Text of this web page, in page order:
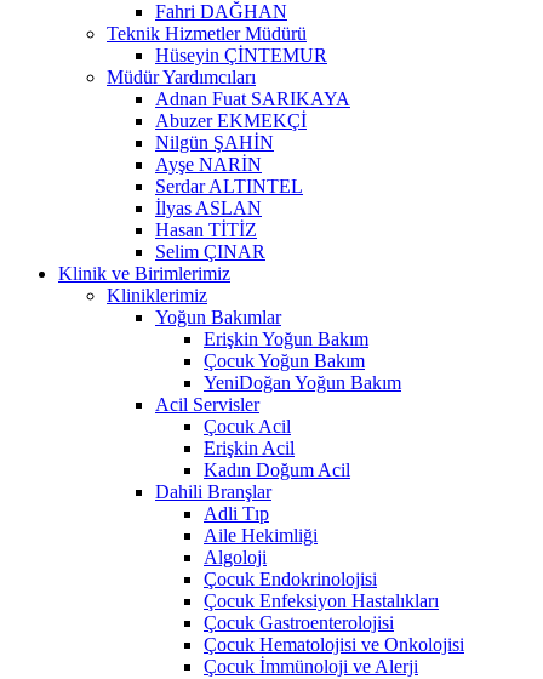
Fahri DAĞHAN
Teknik Hizmetler Müdürü
Hüseyin ÇİNTEMUR
Müdür Yardımcıları
Adnan Fuat SARIKAYA
Abuzer EKMEKÇİ
Nilgün ŞAHİN
Ayşe NARİN
Serdar ALTINTEL
İlyas ASLAN
Hasan TİTİZ
Selim ÇINAR
Klinik ve Birimlerimiz
Kliniklerimiz
Yoğun Bakımlar
Erişkin Yoğun Bakım
Çocuk Yoğun Bakım
YeniDoğan Yoğun Bakım
Acil Servisler
Çocuk Acil
Erişkin Acil
Kadın Doğum Acil
Dahili Branşlar
Adli Tıp
Aile Hekimliği
Algoloji
Çocuk Endokrinolojisi
Çocuk Enfeksiyon Hastalıkları
Çocuk Gastroenterolojisi
Çocuk Hematolojisi ve Onkolojisi
Çocuk İmmünoloji ve Alerji